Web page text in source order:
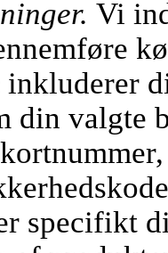
Vi
din valgte
specifikt